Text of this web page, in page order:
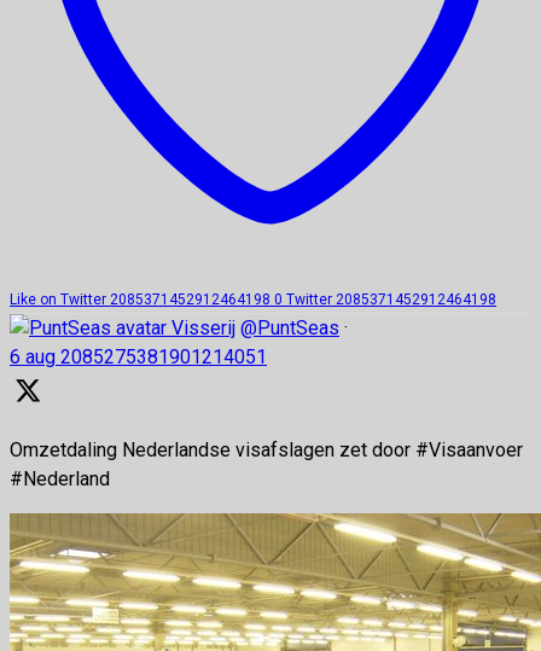
Like on Twitter 2085371452912464198 0 Twitter 2085371452912464198
Visserij @PuntSeas ·
6 aug 2085275381901214051
Omzetdaling Nederlandse visafslagen zet door #Visaanvoer
#Nederland